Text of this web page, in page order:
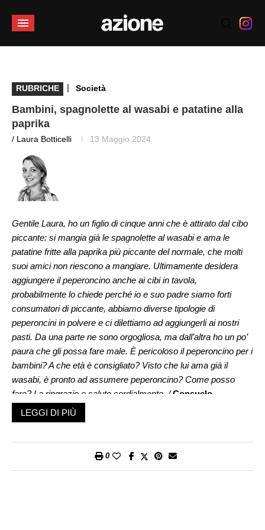
RUBRICHE | Società
Bambini, spagnolette al wasabi e patatine alla
paprika
/ Laura Botticelli 13 Maggio 2024
Gentile Laura, ho un figlio di cinque anni che è attirato dal cibo
piccante: si mangia già le spagnolette al wasabi e ama le
patatine fritte alla paprika più piccante del normale, che molti
suoi amici non riescono a mangiare. Ultimamente desidera
aggiungere il peperoncino anche ai cibi in tavola,
probabilmente lo chiede perché io e suo padre siamo forti
consumatori di piccante, abbiamo diverse tipologie di
peperoncini in polvere e ci dilettiamo ad aggiungerli ai nostri
pasti. Da una parte ne sono orgogliosa, ma dall’altra ho un po’
paura che gli possa fare male. È pericoloso il peperoncino per i
bambini? A che età è consigliato? Visto che lui ama già il
wasabi, è pronto ad assumere peperoncino? Come posso
fare? La ringrazio e saluto cordialmente. /Consuelo
Gentile Consuelo, credo sia normale che un bambino che
assaggiare. Ogni bambino è unico e le loro reazioni agli
LEGGI DI PIÙ
0